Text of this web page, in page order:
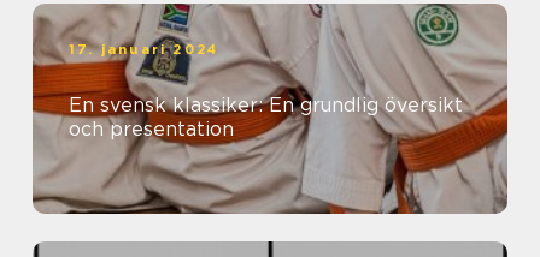
17. januari 2024
En svensk klassiker: En grundlig översikt
och presentation